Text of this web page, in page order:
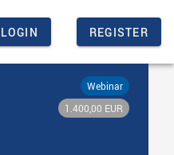
LOGIN REGISTER
Webinar
1.400,00 EUR